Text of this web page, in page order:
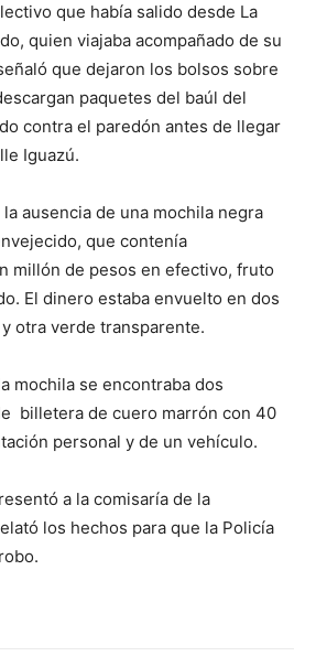
que había salido desde La
quien viajaba acompañado de su
que dejaron los bolsos sobre
paquetes del baúl del
contra el paredón antes de llegar
Iguazú.
ausencia de una mochila negra
que contenía
millón de pesos en efectivo, fruto
El dinero estaba envuelto en dos
otra verde transparente.
mochila se encontraba dos
billetera de cuero marrón con 40
personal y de un vehículo.
a la comisaría de la
los hechos para que la Policía